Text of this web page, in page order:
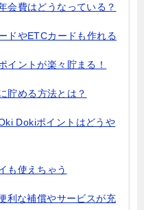
会費はどうなっている？
ドやETCカードも作れる
イントが楽々貯まる！
貯める方法とは？
Dokiポイントはどうや
も使えちゃう
利な補償やサービスが充